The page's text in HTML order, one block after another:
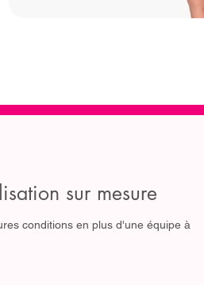
sur mesure
conditions en plus d'une équipe à